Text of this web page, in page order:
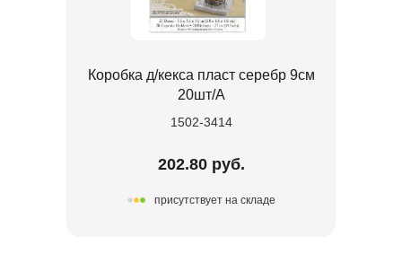
Коробка д/кекса пласт серебр 9см
20шт/A
1502-3414
202.80 руб.
присутствует на складе